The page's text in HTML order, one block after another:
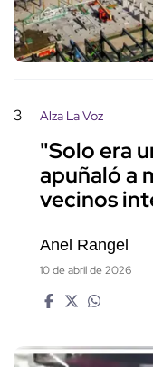
3 Alza La Voz
"Solo era
apuñaló a
vecinos
Anel Rangel
10 de abril de 2026